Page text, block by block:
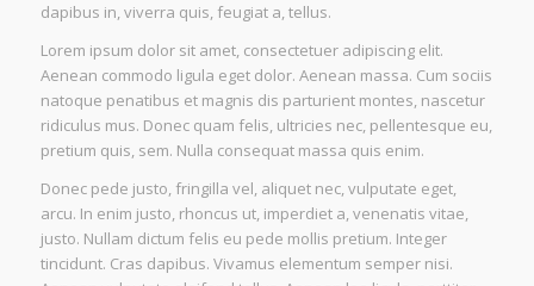
dapibus in, viverra quis, feugiat a, tellus.
Lorem ipsum dolor sit amet, consectetuer adipiscing elit.
Aenean commodo ligula eget dolor. Aenean massa. Cum sociis
natoque penatibus et magnis dis parturient montes, nascetur
ridiculus mus. Donec quam felis, ultricies nec, pellentesque eu,
pretium quis, sem. Nulla consequat massa quis enim.
Donec pede justo, fringilla vel, aliquet nec, vulputate eget,
arcu. In enim justo, rhoncus ut, imperdiet a, venenatis vitae,
justo. Nullam dictum felis eu pede mollis pretium. Integer
tincidunt. Cras dapibus. Vivamus elementum semper nisi.